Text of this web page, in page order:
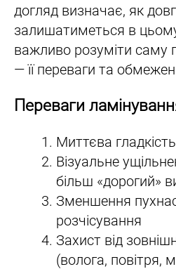
догляд визначає, як
залишатиметься в
важливо розуміти саму
— її переваги та
Переваги
Миттєва
Візуальне
більш «дорогий»
Зменшення
розчісування
Захист від
(волога, повітря,